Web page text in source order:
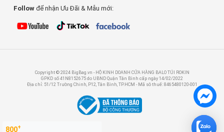
Follow để nhận Ưu Đãi & Mẫu mới:
Copyright © 2024 BigBag.vn - HỘ KINH DOANH CỬA HÀNG BALO TÚI ROKIN
GPKD số 41N8152675 do UBND Quận Tân Bình cấp ngày 14/02/2022
Địa chỉ: 51/12 Trường Chinh, P12, Tân Bình, TP.HCM - Mã sô thuế: 8465480120-001
800+